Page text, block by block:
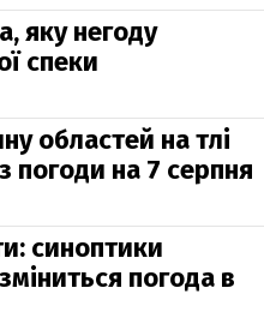
яку негоду
спеки
областей на тлі
погоди на 7 серпня
синоптики
погода в